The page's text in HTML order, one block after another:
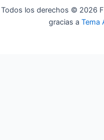
Todos los derechos © 2026
gracias a Tema